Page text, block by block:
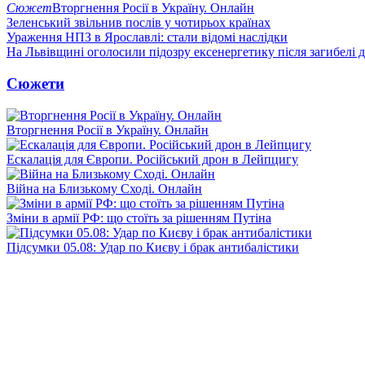
СюжетВторгнення Росії в Україну. Онлайн
Зеленський звільнив послів у чотирьох країнах
Ураження НПЗ в Ярославлі: стали відомі наслідки
На Львівщині оголосили підозру ексенергетику після загибелі
Сюжети
Вторгнення Росії в Україну. Онлайн
Ескалація для Європи. Російський дрон в Лейпцигу
Війна на Близькому Сході. Онлайн
Зміни в армії РФ: що стоїть за рішенням Путіна
Підсумки 05.08: Удар по Києву і брак антибалістики